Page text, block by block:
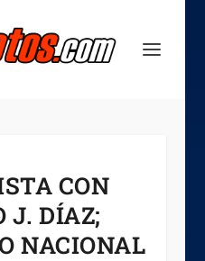
CON
J. DÍAZ;
NACIONAL